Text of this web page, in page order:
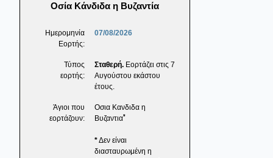
Οσία Κάνδιδα η Βυζαντία
Ημερομηνία
Εορτής:
07/08/2026
Τύπος
εορτής:
Σταθερή. Εορτάζει στις 7
Αυγούστου εκάστου
έτους.
Άγιοι που
εορτάζουν:
Οσια Κανδιδα η
Βυζαντια*
*Δεν είναι
διασταυρωμένη η